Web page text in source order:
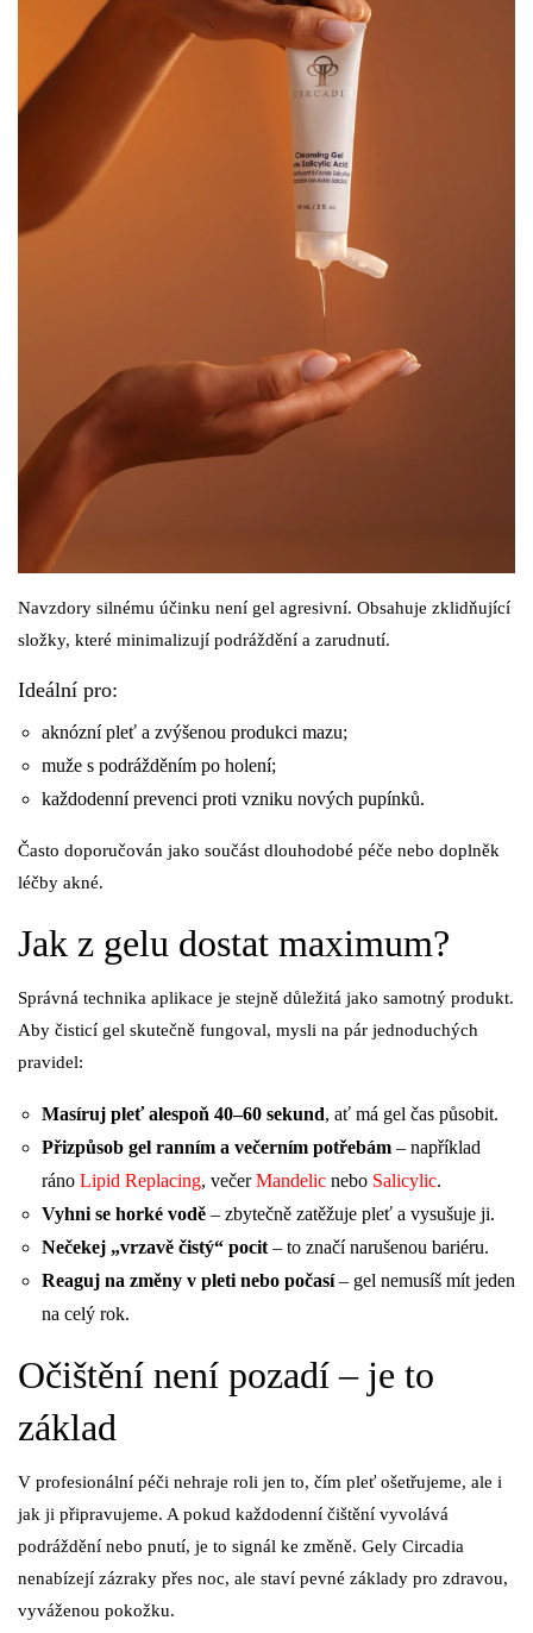
Navzdory silnému účinku není gel agresivní. Obsahuje zklidňující
složky, které minimalizují podráždění a zarudnutí.
Ideální pro:
aknózní pleť a zvýšenou produkci mazu;
muže s podrážděním po holení;
každodenní prevenci proti vzniku nových pupínků.
Často doporučován jako součást dlouhodobé péče nebo doplněk
léčby akné.
Jak z gelu dostat maximum?
Správná technika aplikace je stejně důležitá jako samotný produkt.
Aby čisticí gel skutečně fungoval, mysli na pár jednoduchých
pravidel:
Masíruj pleť alespoň 40–60 sekund, ať má gel čas působit.
Přizpůsob gel ranním a večerním potřebám – například
ráno Lipid Replacing, večerMandelic nebo Salicylic.
Vyhni se horké vodě – zbytečně zatěžuje pleť a vysušuje ji.
Nečekej „vrzavě čistý“ pocit – to značí narušenou bariéru.
Reaguj na změny v pleti nebo počasí– gel nemusíš mít jeden
na celý rok.
Očištění není pozadí – je to
základ
V profesionální péči nehraje roli jen to, čím pleť ošetřujeme, ale i
jak ji připravujeme. A pokud každodenní čištění vyvolává
podráždění nebo pnutí, je to signál ke změně. Gely Circadia
nenabízejí zázraky přes noc, ale staví pevné základy pro zdravou,
vyváženou pokožku.